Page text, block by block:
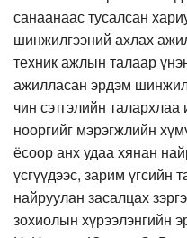
санаанаас тусалсан
шинжилгээний ахлах
техник ажлын талаар
ажилласан эрдэм
чин сэтгэлийн
нооргийг мэрэгжлийн
ёсоор анх удаа хянан
үсгүүдээс, зарим
найруулан засалцах
зохиолын хүрээлэнгийн